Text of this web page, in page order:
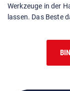
Werkzeuge in der
lassen. Das Beste